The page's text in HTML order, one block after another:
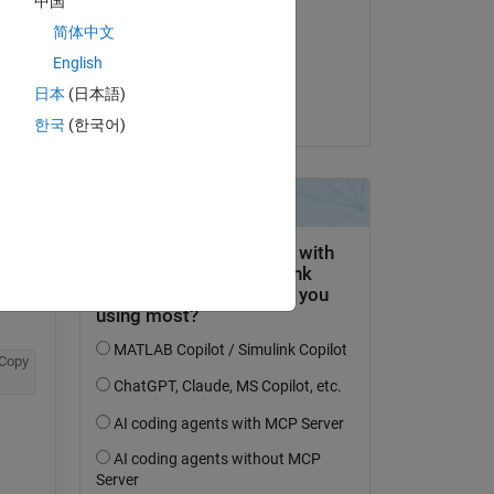
Copy
il 5 Ott 2021
简体中文
English
日本 (日本語)
한국 (한국어)